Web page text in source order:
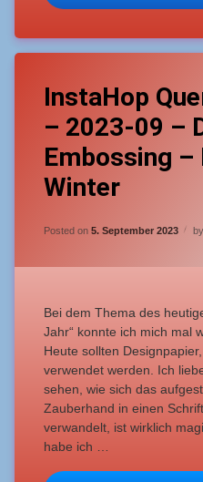
InstaHop
– 2023-09 –
Embossing
Winter
Posted on 5. September 2023 by
Bei dem Thema des
Jahr“ konnte ich mich mal
Heute sollten
verwendet werden. Ich
sehen, wie sich das
Zauberhand in einen
verwandelt, ist wirklich
habe ich …
Fortgeschrittene
mittelschwer
Kommentar
zu
InstaHop
Quer
durchs
Jahr
–
–
Band,
Magischer
Winter